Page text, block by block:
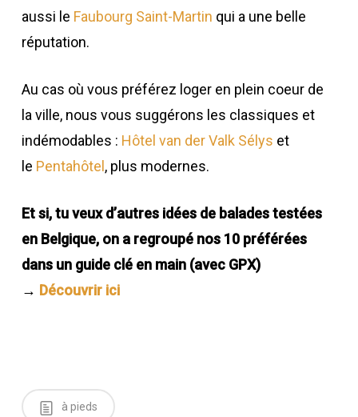
aussi le Faubourg Saint-Martin qui a une belle
réputation.
Au cas où vous préférez loger en plein coeur de
la ville, nous vous suggérons les classiques et
indémodables : Hôtel van der Valk Sélys et
le Pentahôtel , plus modernes.
Et si, tu veux d’autres idées de balades testées
en Belgique, on a regroupé nos 10 préférées
dans un guide clé en main (avec GPX)
→ Découvrir ici
à pieds